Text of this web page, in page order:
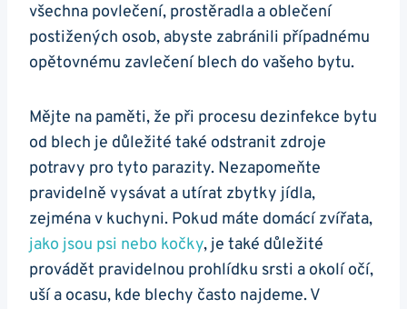
všechna povlečení, prostěradla a oblečení
postižených osob, abyste zabránili případnému
opětovnému zavlečení blech do vašeho bytu.
Mějte na paměti, že při procesu dezinfekce bytu
od blech je důležité také odstranit zdroje
potravy pro tyto parazity. Nezapomeňte
pravidelně vysávat a utírat zbytky jídla,
zejména v kuchyni. Pokud máte domácí zvířata,
jako jsou psi nebo kočky, je také důležité
provádět pravidelnou prohlídku srsti a okolí očí,
uší a ocasu, kde blechy často najdeme. V